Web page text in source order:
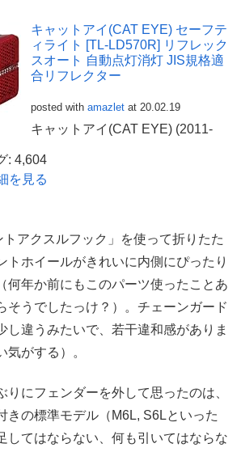
キャットアイ(CAT EYE) セーフテ
ィライト [TL-LD570R] リフレック
スオート 自動点灯消灯 JIS規格適
合リフレクター
posted with amazlet at 20.02.19
キャットアイ(CAT EYE) (2011-
: 4,604
を見る
トアクスルフック」を使って折りたた
トホイールがきれいに内側にぴったり
何年か前にもこのパーツ使ったことあ
そうでしたっけ？）。チェーンガード
し違うみたいで、若干違和感がありま
気がする）。
りにフェンダーを外して思ったのは、
きの標準モデル（M6L, S6Lといった
してはならない、何も引いてはならな